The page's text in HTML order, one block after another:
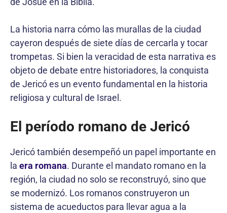
La historia narra cómo las murallas de la ciudad
cayeron después de siete días de cercarla y tocar
trompetas. Si bien la veracidad de esta narrativa es
objeto de debate entre historiadores, la conquista
de Jericó es un evento fundamental en la historia
religiosa y cultural de Israel.
El período romano de Jericó
Jericó también desempeñó un papel importante en
la era romana. Durante el mandato romano en la
región, la ciudad no solo se reconstruyó, sino que
se modernizó. Los romanos construyeron un
sistema de acueductos para llevar agua a la